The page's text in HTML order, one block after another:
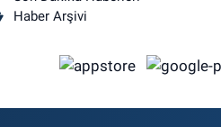
Haber Arşivi